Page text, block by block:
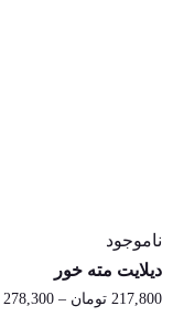
ناموجود
دیلایت مته خور
217,800 تومان –
278,300